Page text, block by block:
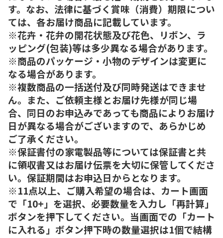
す。なお、法律に基づく賞味（消費）期限につい
ては、各お届け商品に記載しています。
※花卉・花弁の開花状態及び花色、リボン、ラ
ッピング(包装)等は多少異なる場合があります。
※商品のパッケージ・小物のデザインは変更に
なる場合があります。
※複数商品の一括送付及び同時発送はできませ
ん。また、ご依頼主様とお届け先様が同じ場
合、同日のお申込みであっても商品によりお届け
日が異なる場合がございますので、あらかじめ
ご了承ください。
※保証書付の家電製品等については保証書と共
に領収書又はお届け伝票を大切に保管してくださ
い。保証期間はお申込日からとなります。
※11点以上、ご購入希望の場合は、カート画面
で「10+」を選択、必要数量を入力し「再計算」
ボタンを押下してください。当画面での「カート
に入れる」ボタン押下時の数量選択は1個で結構